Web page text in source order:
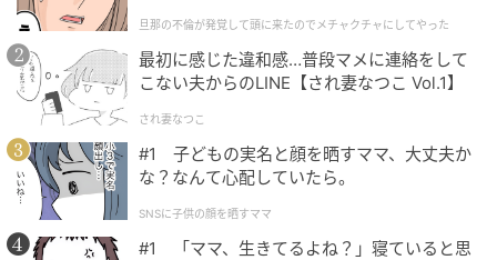
クチャにしてやった
旦那の不倫が発覚して頭に来たのでメチャクチャにしてやった
最初に感じた違和感…普段マメに連絡をして
こない夫からのLINE【され妻なつこ Vol.1】
され妻なつこ
#1 子どもの実名と顔を晒すママ、大丈夫か
な？なんて心配していたら。
SNSに子供の顔を晒すママ
#1 「ママ、生きてるよね？」寝ていると思